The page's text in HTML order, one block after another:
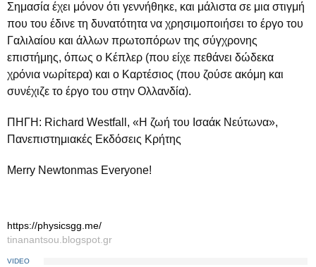
Σημασία έχει μόνον ότι γεννήθηκε, και μάλιστα σε μια στιγμή
που του έδινε τη δυνατότητα να χρησιμοποιήσει το έργο του
Γαλιλαίου και άλλων πρωτοπόρων της σύγχρονης
επιστήμης, όπως ο Κέπλερ (που είχε πεθάνει δώδεκα
χρόνια νωρίτερα) και ο Καρτέσιος (που ζούσε ακόμη και
συνέχιζε το έργο του στην Ολλανδία).
ΠΗΓΗ: Richard Westfall, «Η ζωή του Ισαάκ Νεύτωνα»,
Πανεπιστημιακές Εκδόσεις Κρήτης
Merry Newtonmas Everyone!
https://physicsgg.me/
tinanantsou.blogspot.gr
VIDEO